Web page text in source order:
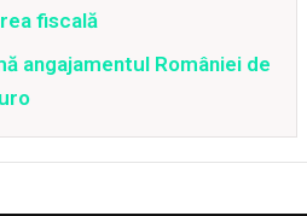
fiscală
angajamentul României de